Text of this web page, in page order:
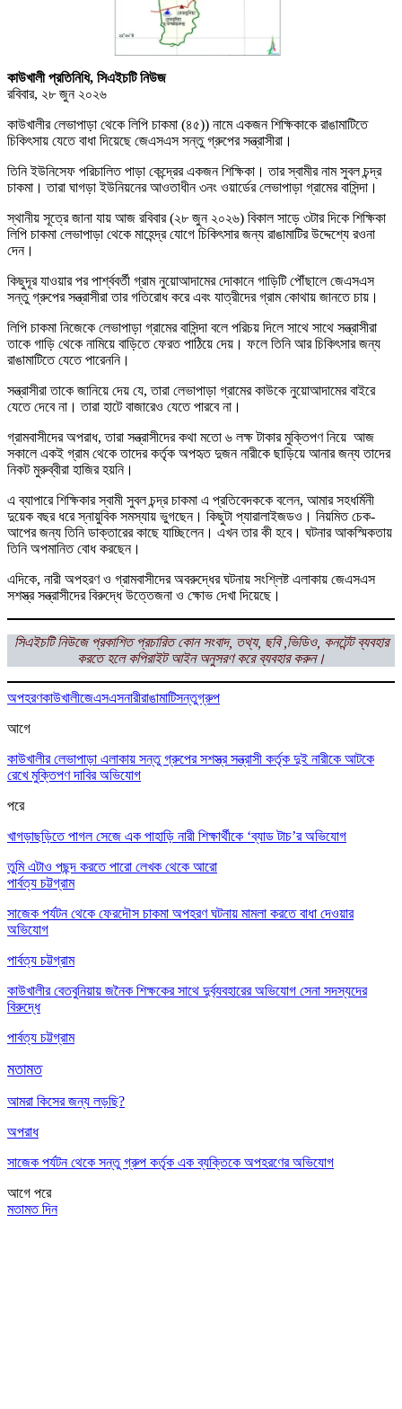
কাউখালী প্রতিনিধি, সিএইচটি নিউজ
রবিবার, ২৮ জুন ২০২৬
কাউখালীর লেভাপাড়া থেকে লিপি চাকমা (৪৫)) নামে একজন শিক্ষিকাকে রাঙামাটিতে
চিকিৎসায় যেতে বাধা দিয়েছে জেএসএস সন্তু গ্রুপের সন্ত্রাসীরা।
তিনি ইউনিসেফ পরিচালিত পাড়া কেন্দ্রের একজন শিক্ষিকা। তার স্বামীর নাম সুবল চন্দ্র
চাকমা। তারা ঘাগড়া ইউনিয়নের আওতাধীন ৩নং ওয়ার্ডের লেভাপাড়া গ্রামের বাসিন্দা।
স্থানীয় সূত্রে জানা যায় আজ রবিবার (২৮ জুন ২০২৬) বিকাল সাড়ে ৩টার দিকে শিক্ষিকা
লিপি চাকমা লেভাপাড়া থেকে মাহেন্দ্র যোগে চিকিৎসার জন্য রাঙামাটির উদ্দেশ্যে রওনা
দেন।
কিছুদূর যাওয়ার পর পার্শ্ববর্তী গ্রাম নুয়োআদামের দোকানে গাড়িটি পৌঁছালে জেএসএস
সন্তু গ্রুপের সন্ত্রাসীরা তার গতিরোধ করে এবং যাত্রীদের গ্রাম কোথায় জানতে চায়।
লিপি চাকমা নিজেকে লেভাপাড়া গ্রামের বাসিন্দা বলে পরিচয় দিলে সাথে সাথে সন্ত্রাসীরা
তাকে গাড়ি থেকে নামিয়ে বাড়িতে ফেরত পাঠিয়ে দেয়। ফলে তিনি আর চিকিৎসার জন্য
রাঙামাটিতে যেতে পারেননি।
সন্ত্রাসীরা তাকে জানিয়ে দেয় যে, তারা লেভাপাড়া গ্রামের কাউকে নুয়োআদামের বাইরে
যেতে দেবে না। তারা হাটে বাজারেও যেতে পারবে না।
গ্রামবাসীদের অপরাধ, তারা সন্ত্রাসীদের কথা মতো ৬ লক্ষ টাকার মুক্তিপণ নিয়ে আজ
সকালে একই গ্রাম থেকে তাদের কর্তৃক অপহৃত দুজন নারীকে ছাড়িয়ে আনার জন্য তাদের
নিকট মুরুব্বীরা হাজির হয়নি।
এ ব্যাপারে শিক্ষিকার স্বামী সুবল চন্দ্র চাকমা এ প্রতিবেদককে বলেন, আমার সহধর্মিনী
দুয়েক বছর ধরে স্নায়ুবিক সমস্যায় ভুগছেন। কিছুটা প্যারালাইজডও। নিয়মিত চেক-
আপের জন্য তিনি ডাক্তারের কাছে যাচ্ছিলেন। এখন তার কী হবে। ঘটনার আকস্মিকতায়
তিনি অপমানিত বোধ করছেন।
এদিকে, নারী অপহরণ ও গ্রামবাসীদের অবরুদ্ধের ঘটনায় সংশ্লিষ্ট এলাকায় জেএসএস
সশস্ত্র সন্ত্রাসীদের বিরুদ্ধে উত্তেজনা ও ক্ষোভ দেখা দিয়েছে।
সিএইচটি নিউজে প্রকাশিত প্রচারিত কোন সংবাদ, তথ্য, ছবি ,ভিডিও, কনটেন্ট ব্যবহার
করতে হলে কপিরাইট আইন অনুসরণ করে ব্যবহার করুন।
অপহরণকাউখালীজেএসএসনারীরাঙামাটিসন্তুগ্রুপ
আগে
কাউখালীর লেভাপাড়া এলাকায় সন্তু গ্রুপের সশস্ত্র সন্ত্রাসী কর্তৃক দুই নারীকে আটকে
রেখে মুক্তিপণ দাবির অভিযোগ
পরে
খাগড়াছড়িতে পাগল সেজে এক পাহাড়ি নারী শিক্ষার্থীকে ‘ব্যাড টাচ’র অভিযোগ
তুমি এটাও পছন্দ করতে পারো লেখক থেকে আরো
পার্বত্য চট্টগ্রাম
সাজেক পর্যটন থেকে ফেরদৌস চাকমা অপহরণ ঘটনায় মামলা করতে বাধা দেওয়ার
অভিযোগ
পার্বত্য চট্টগ্রাম
কাউখালীর বেতবুনিয়ায় জনৈক শিক্ষকের সাথে দুর্ব্যবহারের অভিযোগ সেনা সদস্যদের
বিরুদ্ধে
পার্বত্য চট্টগ্রাম
মতামত
আমরা কিসের জন্য লড়ছি?
অপরাধ
সাজেক পর্যটন থেকে সন্তু গ্রুপ কর্তৃক এক ব্যক্তিকে অপহরণের অভিযোগ
আগে পরে
মতামত দিন